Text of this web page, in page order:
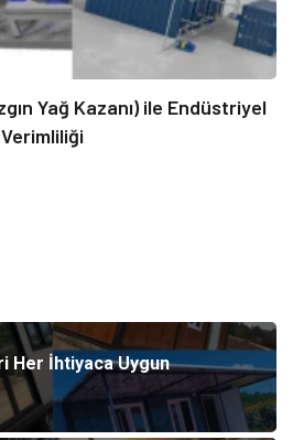
Yağ Kazanı) ile Endüstriyel
Her İhtiyaca Uygun